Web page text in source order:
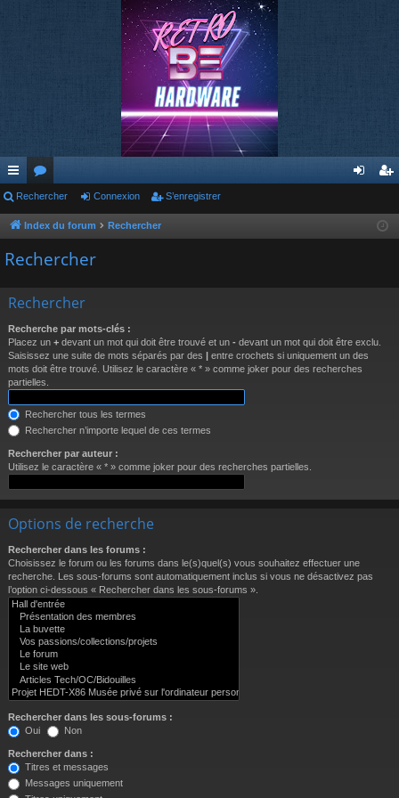
cc
ès
ra
de
or
u
m
nr
Rechercher Connexion S’enregistrer
Index du forum Rechercher
Rechercher
Rechercher
Recherche par mots-clés :
Placez un + devant un mot qui doit être trouvé et un - devant un mot qui doit être exclu.
Saisissez une suite de mots séparés par des | entre crochets si uniquement un des
mots doit être trouvé. Utilisez le caractère « * » comme joker pour des recherches
partielles.
Rechercher tous les termes
Rechercher n’importe lequel de ces termes
Rechercher par auteur :
Utilisez le caractère « * » comme joker pour des recherches partielles.
Options de recherche
Rechercher dans les forums :
Choisissez le forum ou les forums dans le(s)quel(s) vous souhaitez effectuer une
recherche. Les sous-forums sont automatiquement inclus si vous ne désactivez pas
l’option ci-dessous « Rechercher dans les sous-forums ».
Rechercher dans les sous-forums :
Oui
Non
Rechercher dans :
Titres et messages
Messages uniquement